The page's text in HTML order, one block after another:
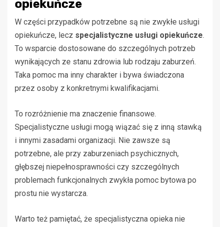
opiekuńcze
W części przypadków potrzebne są nie zwykłe usługi
opiekuńcze, lecz specjalistyczne usługi opiekuńcze.
To wsparcie dostosowane do szczególnych potrzeb
wynikających ze stanu zdrowia lub rodzaju zaburzeń.
Taka pomoc ma inny charakter i bywa świadczona
przez osoby z konkretnymi kwalifikacjami.
To rozróżnienie ma znaczenie finansowe.
Specjalistyczne usługi mogą wiązać się z inną stawką
i innymi zasadami organizacji. Nie zawsze są
potrzebne, ale przy zaburzeniach psychicznych,
głębszej niepełnosprawności czy szczególnych
problemach funkcjonalnych zwykła pomoc bytowa po
prostu nie wystarcza.
Warto też pamiętać, że specjalistyczna opieka nie